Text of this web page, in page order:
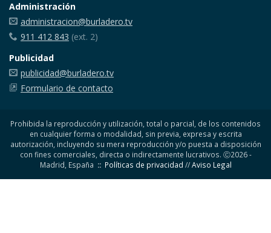
Administración
administracion@burladero.tv
911 412 843 (ext. 2)
Publicidad
publicidad@burladero.tv
Formulario de contacto
Prohibida la reproducción y utilización, total o parcial, de los contenidos
en cualquier forma o modalidad, sin previa, expresa y escrita
autorización, incluyendo su mera reproducción y/o puesta a disposición
con fines comerciales, directa o indirectamente lucrativos. Ⓒ2026 -
Madrid, España :: Políticas de privacidad //Aviso Legal